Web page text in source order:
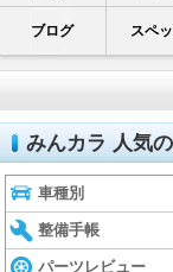
ブログ スペ
みんカラ 人気
車種別
整備手帳
パーツレビュー